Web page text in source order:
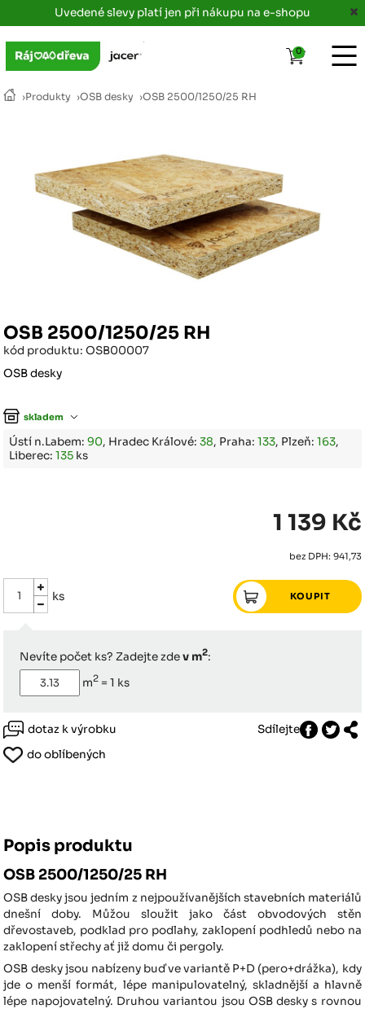
Uvedené slevy platí jen při nákupu na e-shopu
›Produkty ›OSB desky ›OSB 2500/1250/25 RH
OSB 2500/1250/25 RH
kód produktu: OSB00007
OSB desky
skladem
Ústí n.Labem:90, Hradec Králové:38, Praha:133, Plzeň:163,
Liberec:135 ks
1 139 Kč
bez DPH: 941,73
ks
Nevíte počet ks? Zadejte zdev m2:
m2 =1 ks
dotaz k výrobku
Sdílejte
do oblíbených
Popis produktu
OSB 2500/1250/25 RH
OSB desky jsou jedním z nejpoužívanějších stavebních materiálů
dnešní doby. Můžou sloužit jako část obvodových stěn
dřevostaveb, podklad pro podlahy, zaklopení podhledů nebo na
zaklopení střechy ať již domu či pergoly.
OSB desky jsou nabízeny buď ve variantě P+D (pero+drážka), kdy
jde o menší formát, lépe manipulovatelný, skladnější a hlavně
lépe napojovatelný. Druhou variantou jsou OSB desky s rovnou
0